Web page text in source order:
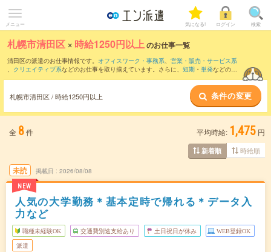
メニュー 気になる! ログイン 検索
札幌市清田区 × 時給1250円以上のお仕事一覧
清田区の派遣のお仕事情報です。 オフィスワーク・事務系、 営業・販売・サービス系
、 クリエイティブ系などのお仕事を取り揃えています。さらに、 短期 ・ 単発などの期
札幌市清田区 / 時給1250円以上 条件の変更
全 8件 平均時給: 1,475 円
新着順 時給順
未読
NEW
掲載日 2026/08/08
人気の大学勤務＊基本定時で帰れる＊データ入
力など
職種未経験OK 交通費別途支給あり 土日祝日が休み WEB登録OK
派遣